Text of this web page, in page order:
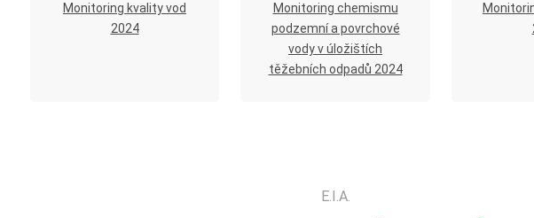
Monitoring kvality vod
2024
Monitoring chemismu
podzemní a povrchové
vody v úložištích
těžebních odpadů 2024
E.I.A.